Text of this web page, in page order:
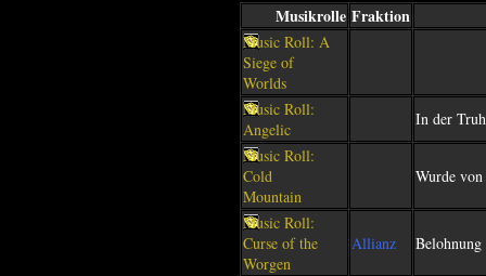
Musikrolle Fraktion
Music Roll: A
Siege of
Worlds
Music Roll:
Angelic
In der
Music Roll:
Cold
Mountain
Wurde
Music Roll:
Curse of the
Worgen
Allianz